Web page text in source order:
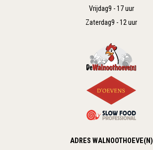
Vrijdag9 - 17 uur
Zaterdag9 - 12 uur
ADRES WALNOOTHOEVE(N)